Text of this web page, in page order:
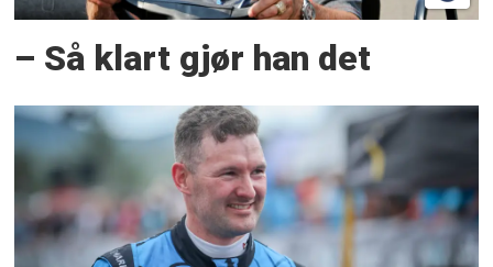
– Så klart gjør han det